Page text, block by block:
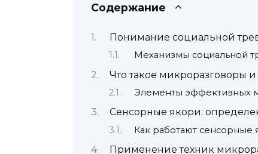
Содержание
Понимание социальной
Механизмы социальной
Что такое микроразговоры
Элементы эффективных
Сенсорные якори:
Как работают сенсорные
Применение техник